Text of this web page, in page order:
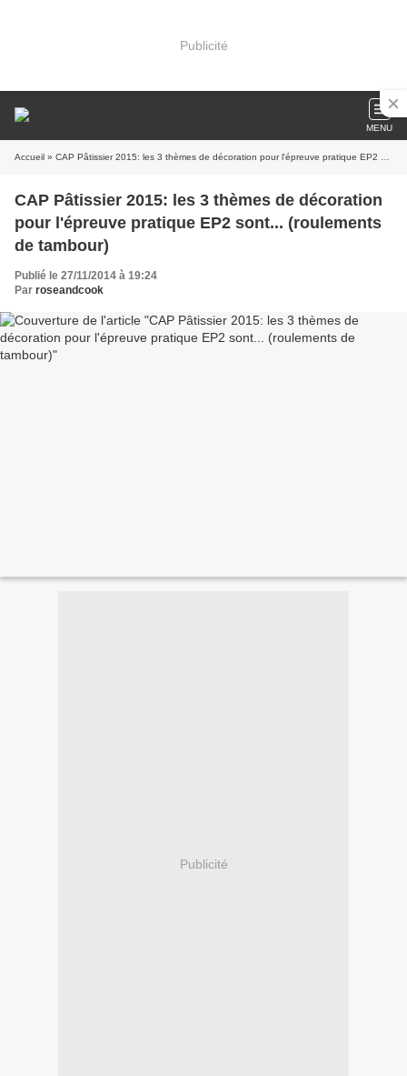
Publicité
MENU
Accueil » CAP Pâtissier 2015: les 3 thèmes de décoration pour l'épreuve pratique EP2 sont... (roulements de tambour)
CAP Pâtissier 2015: les 3 thèmes de décoration
pour l'épreuve pratique EP2 sont... (roulements
de tambour)
Publié le 27/11/2014 à 19:24
Par roseandcook
Publicité